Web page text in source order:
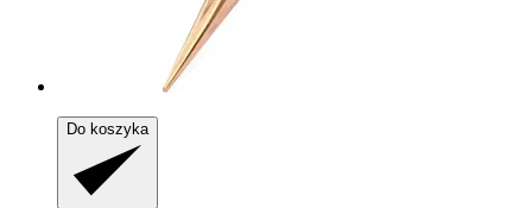
Do koszyka